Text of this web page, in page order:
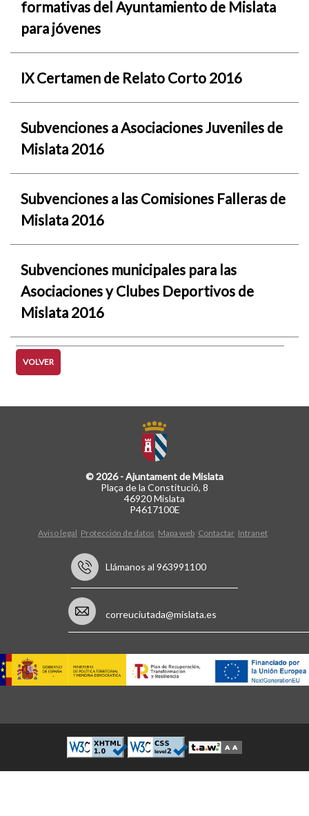
formativas del Ayuntamiento de Mislata
para jóvenes
IX Certamen de Relato Corto 2016
Subvenciones a Asociaciones Juveniles de
Mislata 2016
Subvenciones a las Comisiones Falleras de
Mislata 2016
Subvenciones municipales para las
Asociaciones y Clubes Deportivos de
Mislata 2016
VOLVER
© 2026 - Ajuntament de Mislata
Plaça de la Constitució, 8
46920 Mislata
P4617100E
Aviso legal Protección de datos Mapa web Contactar Intranet
Llámanos al 963991100
correuciutada@mislata.es